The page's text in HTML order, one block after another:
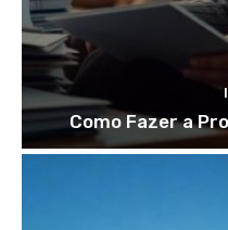
Como Fazer a